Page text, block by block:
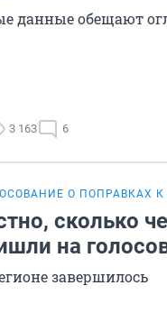
данные обещают
3 163 6
О ПОПРАВКАХ
сколько
на
завершилось